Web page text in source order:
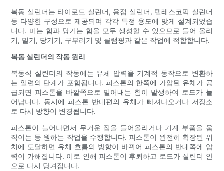
복동 실린더는 타이로드 실린더, 용접 실린더, 텔레스코픽 실린더
등 다양한 구성으로 제공되며 각각 특정 용도에 맞게 설계되었습
니다. 미는 힘과 당기는 힘을 모두 생성할 수 있으므로 들어 올리
기, 밀기, 당기기, 구부리기 및 클램핑과 같은 작업에 적합합니다.
복동 실린더의 작동 원리
복동식 실린더의 작동에는 유체 압력을 기계적 동작으로 변환하
는 일련의 단계가 포함됩니다. 피스톤의 한쪽에 가압된 유체가 공
급되면 피스톤을 바깥쪽으로 밀어내는 힘이 발생하여 로드가 늘
어납니다. 동시에 피스톤 반대편의 유체가 빠져나오거나 저장소
로 다시 방향이 변경됩니다.
피스톤이 늘어나면서 무거운 짐을 들어올리거나 기계 부품을 움
직이는 등 원하는 작업을 수행합니다. 피스톤이 완전히 확장된 위
치에 도달하면 유체 흐름의 방향이 바뀌어 피스톤의 반대쪽에 압
력이 가해집니다. 이로 인해 피스톤이 후퇴하고 로드가 실린더 안
으로 다시 당겨집니다.